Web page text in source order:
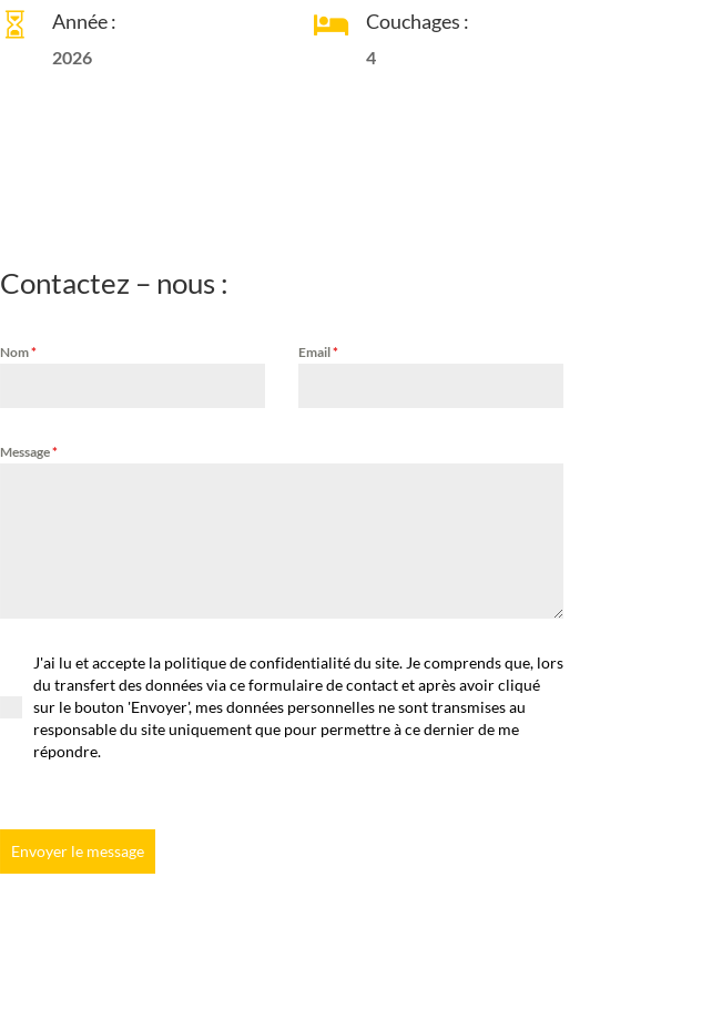
 Année :
2026
 Couchages :
4
Contactez – nous :
Nom* Email*
Message*
J'ai lu et accepte la politique de confidentialité du site. Je comprends que, lors
du transfert des données via ce formulaire de contact et après avoir cliqué
sur le bouton 'Envoyer', mes données personnelles ne sont transmises au
responsable du site uniquement que pour permettre à ce dernier de me
répondre.
Envoyer le message